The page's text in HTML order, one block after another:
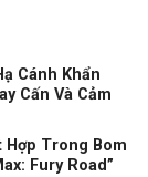
Cánh Khẩn
Cấn Và Cảm
Hợp Trong Bom
Fury Road”